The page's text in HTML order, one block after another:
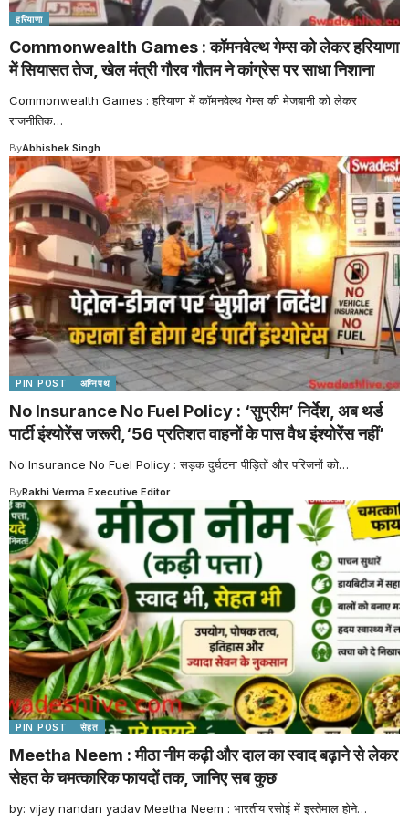
हरियाणा
Commonwealth Games : कॉमनवेल्थ गेम्स को लेकर हरियाणा
में सियासत तेज, खेल मंत्री गौरव गौतम ने कांग्रेस पर साधा निशाना
Commonwealth Games : हरियाणा में कॉमनवेल्थ गेम्स की मेजबानी को लेकर
राजनीतिक…
ByAbhishek Singh
PIN POST अग्निपथ
No Insurance No Fuel Policy : ‘सुप्रीम’ निर्देश, अब थर्ड
पार्टी इंश्योरेंस जरूरी,‘56 प्रतिशत वाहनों के पास वैध इंश्योरेंस नहीं’
No Insurance No Fuel Policy : सड़क दुर्घटना पीड़ितों और परिजनों को…
ByRakhi Verma Executive Editor
PIN POST सेहत
Meetha Neem : मीठा नीम कढ़ी और दाल का स्वाद बढ़ाने से लेकर
सेहत के चमत्कारिक फायदों तक, जानिए सब कुछ
by: vijay nandan yadav Meetha Neem : भारतीय रसोई में इस्तेमाल होने…